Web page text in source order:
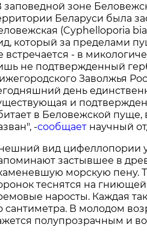
заповедной зоне
Беларуси была
(Cyphelloporia
который за пределами
встречается - в
не подтвержденный
Заволжья
день
и
в Беловежской пуще,
-сообщает научный
вид цифеллопории
застывшее в
морскую пену.
теснятся на
наросты. Каждая
сантиметра. В молодом
полупрозрачным и